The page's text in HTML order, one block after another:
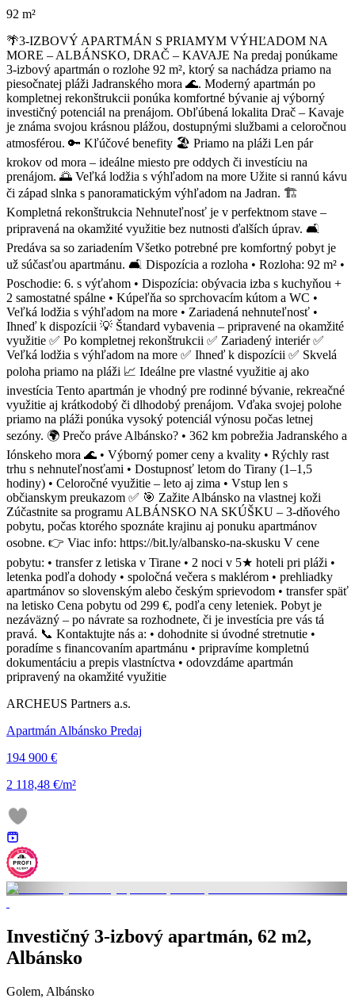
92 m²
🌴3-IZBOVÝ APARTMÁN S PRIAMYM VÝHĽADOM NA
MORE – ALBÁNSKO, DRAČ – KAVAJE Na predaj ponúkame
3-izbový apartmán o rozlohe 92 m², ktorý sa nachádza priamo na
piesočnatej pláži Jadranského mora 🌊. Moderný apartmán po
kompletnej rekonštrukcii ponúka komfortné bývanie aj výborný
investičný potenciál na prenájom. Obľúbená lokalita Drač – Kavaje
je známa svojou krásnou plážou, dostupnými službami a celoročnou
atmosférou. 🔑 Kľúčové benefity 🏖️ Priamo na pláži Len pár
krokov od mora – ideálne miesto pre oddych či investíciu na
prenájom. 🌅 Veľká lodžia s výhľadom na more Užite si rannú kávu
či západ slnka s panoramatickým výhľadom na Jadran. 🏗️
Kompletná rekonštrukcia Nehnuteľnosť je v perfektnom stave –
pripravená na okamžité využitie bez nutnosti ďalších úprav. 🛋️
Predáva sa so zariadením Všetko potrebné pre komfortný pobyt je
už súčasťou apartmánu. 🛋 Dispozícia a rozloha • Rozloha: 92 m² •
Poschodie: 6. s výťahom • Dispozícia: obývacia izba s kuchyňou +
2 samostatné spálne • Kúpeľňa so sprchovacím kútom a WC •
Veľká lodžia s výhľadom na more • Zariadená nehnuteľnosť •
Ihneď k dispozícii 💡 Štandard vybavenia – pripravené na okamžité
využitie ✅ Po kompletnej rekonštrukcii ✅ Zariadený interiér ✅
Veľká lodžia s výhľadom na more ✅ Ihneď k dispozícii ✅ Skvelá
poloha priamo na pláži 📈 Ideálne pre vlastné využitie aj ako
investícia Tento apartmán je vhodný pre rodinné bývanie, rekreačné
využitie aj krátkodobý či dlhodobý prenájom. Vďaka svojej polohe
priamo na pláži ponúka vysoký potenciál výnosu počas letnej
sezóny. 🌍 Prečo práve Albánsko? • 362 km pobrežia Jadranského a
Iónskeho mora 🌊 • Výborný pomer ceny a kvality • Rýchly rast
trhu s nehnuteľnosťami • Dostupnosť letom do Tirany (1–1,5
hodiny) • Celoročné využitie – leto aj zima • Vstup len s
občianskym preukazom ✅ 🎯 Zažite Albánsko na vlastnej koži
Zúčastnite sa programu ALBÁNSKO NA SKÚŠKU – 3-dňového
pobytu, počas ktorého spoznáte krajinu aj ponuku apartmánov
osobne. 👉 Viac info: https://bit.ly/albansko-na-skusku V cene
pobytu: • transfer z letiska v Tirane • 2 noci v 5★ hoteli pri pláži •
letenka podľa dohody • spoločná večera s maklérom • prehliadky
apartmánov so slovenským alebo českým sprievodom • transfer späť
na letisko Cena pobytu od 299 €, podľa ceny leteniek. Pobyt je
nezáväzný – po návrate sa rozhodnete, či je investícia pre vás tá
pravá. 📞 Kontaktujte nás a: • dohodnite si úvodné stretnutie •
poradíme s financovaním apartmánu • pripravíme kompletnú
dokumentáciu a prepis vlastníctva • odovzdáme apartmán
pripravený na okamžité využitie
ARCHEUS Partners a.s.
Apartmán Albánsko Predaj
194 900 €
2 118,48 €/m²
Investičný 3-izbový apartmán, 62 m2,
Albánsko
Golem, Albánsko